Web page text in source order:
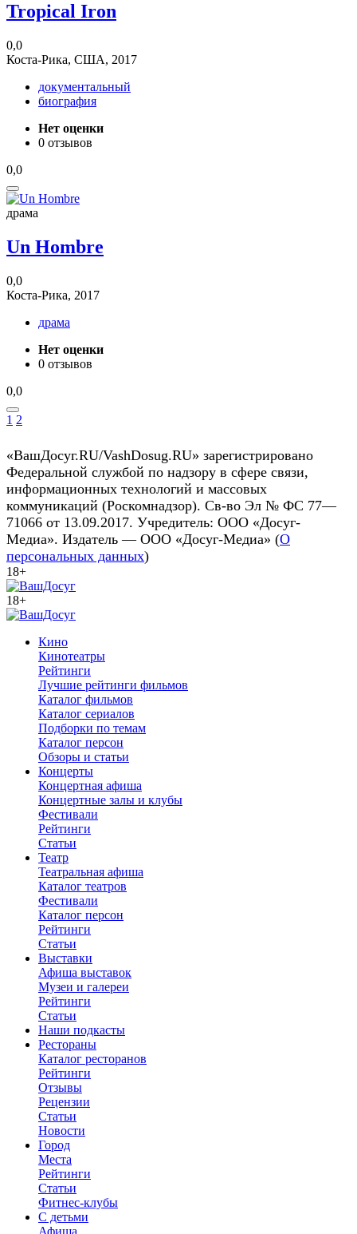
Tropical Iron
0,0
Коста-Рика, США, 2017
документальный
биография
Нет оценки
0 отзывов
0,0
драма
Un Hombre
0,0
Коста-Рика, 2017
драма
Нет оценки
0 отзывов
0,0
1 2
«ВашДосуг.RU/VashDosug.RU» зарегистрировано
Федеральной службой по надзору в сфере связи,
информационных технологий и массовых
коммуникаций (Роскомнадзор). Св-во Эл № ФС 77—
71066 от 13.09.2017. Учредитель: ООО «Досуг-
Медиа». Издатель — ООО «Досуг-Медиа» (О
персональных данных)
18+
18+
Кино
Кинотеатры
Рейтинги
Лучшие рейтинги фильмов
Каталог фильмов
Каталог сериалов
Подборки по темам
Каталог персон
Обзоры и статьи
Концерты
Концертная афиша
Концертные залы и клубы
Фестивали
Рейтинги
Статьи
Театр
Театральная афиша
Каталог театров
Фестивали
Каталог персон
Рейтинги
Статьи
Выставки
Афиша выставок
Музеи и галереи
Рейтинги
Статьи
Наши подкасты
Рестораны
Каталог ресторанов
Рейтинги
Отзывы
Рецензии
Статьи
Новости
Город
Места
Рейтинги
Статьи
Фитнес-клубы
С детьми